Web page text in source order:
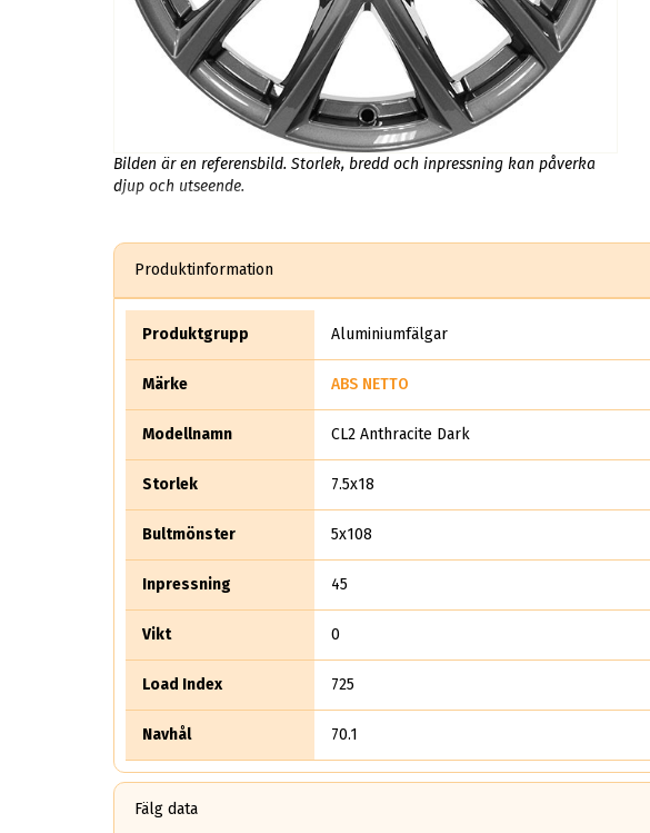
Bilden är en referensbild. Storlek, bredd och inpressning kan påverka
djup och utseende.
Produktinformation
Produktgrupp Aluminiumfälgar
Märke ABS NETTO
Modellnamn CL2 Anthracite Dark
Storlek 7.5x18
Bultmönster 5x108
Inpressning 45
Vikt 0
Load Index 725
Navhål 70.1
Fälg data